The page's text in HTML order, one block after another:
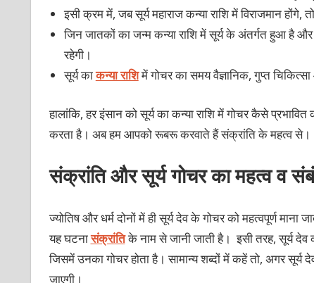
इसी क्रम में, जब सूर्य महाराज कन्या राशि में विराजमान
जिन जातकों का जन्म कन्या राशि में सूर्य के अंतर्गत हुआ है
रहेगी।
सूर्य काकन्या राशिमें गोचर का समय वैज्ञानिक, गुप्त
हालांकि, हर इंसान को सूर्य का कन्या राशि में गोचर कैसे
करता है। अब हम आपको रूबरू करवाते हैं संक्रांति के महत्व से।
संक्रांति और सूर्य गोचर का महत्व व
ज्योतिष और धर्म दोनों में ही सूर्य देव के गोचर को महत्वपूर्ण
यह घटनासंक्रांतिके नाम से जानी जाती है। इसी तरह, सूर्य देव
जिसमें उनका गोचर होता है। सामान्य शब्दों में कहें तो, अगर
जाएगी।